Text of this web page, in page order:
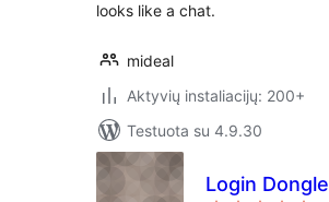
looks like a chat.
mideal
Aktyvių instaliacijų: 200+
Testuota su 4.9.30
Login Dongle